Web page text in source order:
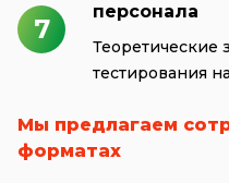
7
персонала
Теоретические
тестирования
Мы предлагаем
форматах